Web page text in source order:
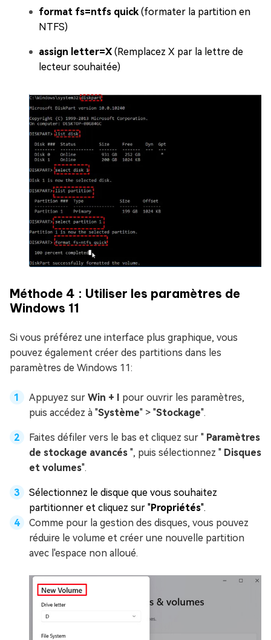
format fs=ntfs quick(formater la partition en
NTFS)
assign letter=X (Remplacez X par la lettre de
lecteur souhaitée)
Méthode 4 : Utiliser les paramètres de
Windows 11
Si vous préférez une interface plus graphique, vous
pouvez également créer des partitions dans les
paramètres de Windows 11 :
Appuyez sur Win + I
pour ouvrir les paramètres,
puis accédez à "Système" > "Stockage".
Faites défiler vers le bas et cliquez sur " Paramètres
de stockage avancés ", puis sélectionnez " Disques
et volumes".
Sélectionnez le disque que vous souhaitez
partitionner et cliquez sur "Propriétés".
Comme pour la gestion des disques, vous pouvez
réduire le volume et créer une nouvelle partition
avec l'espace non alloué.